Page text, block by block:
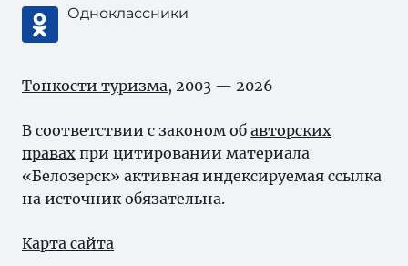
Одноклассники
Тонкости туризма, 2003 — 2026
В соответствии с законом об авторских
правах при цитировании материала
«Белозерск» активная индексируемая ссылка
на источник обязательна.
Карта сайта